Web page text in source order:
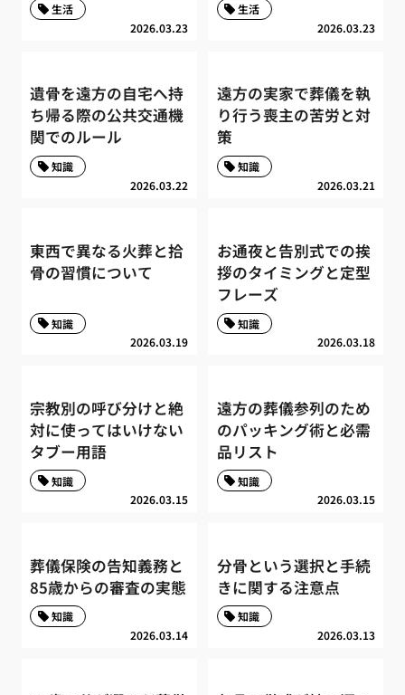
2026.03.23
生活
2026.03.23
生活
遺骨を遠方の自宅へ持
ち帰る際の公共交通機
関でのルール
2026.03.22
知識
遠方の実家で葬儀を執
り行う喪主の苦労と対
策
2026.03.21
知識
東西で異なる火葬と拾
骨の習慣について
2026.03.19
知識
お通夜と告別式での挨
拶のタイミングと定型
フレーズ
2026.03.18
知識
宗教別の呼び分けと絶
対に使ってはいけない
タブー用語
2026.03.15
知識
遠方の葬儀参列のため
のパッキング術と必需
品リスト
2026.03.15
知識
葬儀保険の告知義務と
85歳からの審査の実態
2026.03.14
知識
分骨という選択と手続
きに関する注意点
2026.03.13
知識